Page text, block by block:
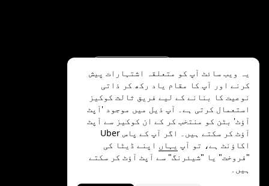
©
2026
.Uber Technologies Inc
یہ ویب سائٹ آپ کو متعلقہ اشتہارات پیش
کرنے اور آپ کا مقام یاد رکھ کر ذاتی
نوعیت کا بنانے کے لیے فریق ثالث کوکیز
استعمال کرتی ہے۔ آپ ذیل میں موجود 'آپٹ
آؤٹ' بٹن کو منتخب کر کے ان کوکیز سے آپٹ
آؤٹ کر سکتے ہیں۔ اگر آپ کے پاس Uber
اکاؤنٹ ہے، تو آپ یہاں اپنے ڈیٹا کی
"فروخت" یا "شیئرنگ" سے آپٹ آؤٹ کر سکتے
ہیں۔